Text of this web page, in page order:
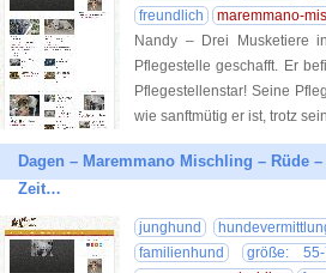
freundlich
maremmano-
Nandy – Drei Musketiere
Pflegestelle geschafft. Er
Pflegestellenstar! Seine
wie sanftmütig er ist, trotz
Dagen – Maremmano Mischling – Rüde
Zeit…
junghund
familienhund
größe: